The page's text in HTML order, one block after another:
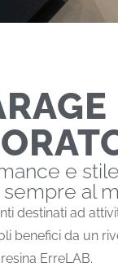
e
al
destinati ad
benefici da un
resina ErreLAB.